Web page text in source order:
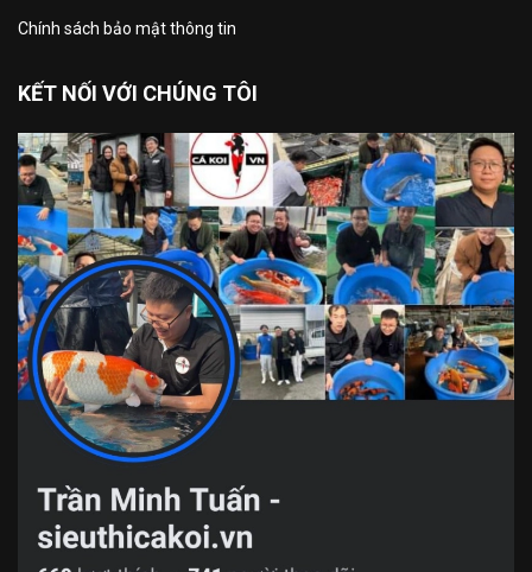
Chính sách bảo mật thông tin
KẾT NỐI VỚI CHÚNG TÔI